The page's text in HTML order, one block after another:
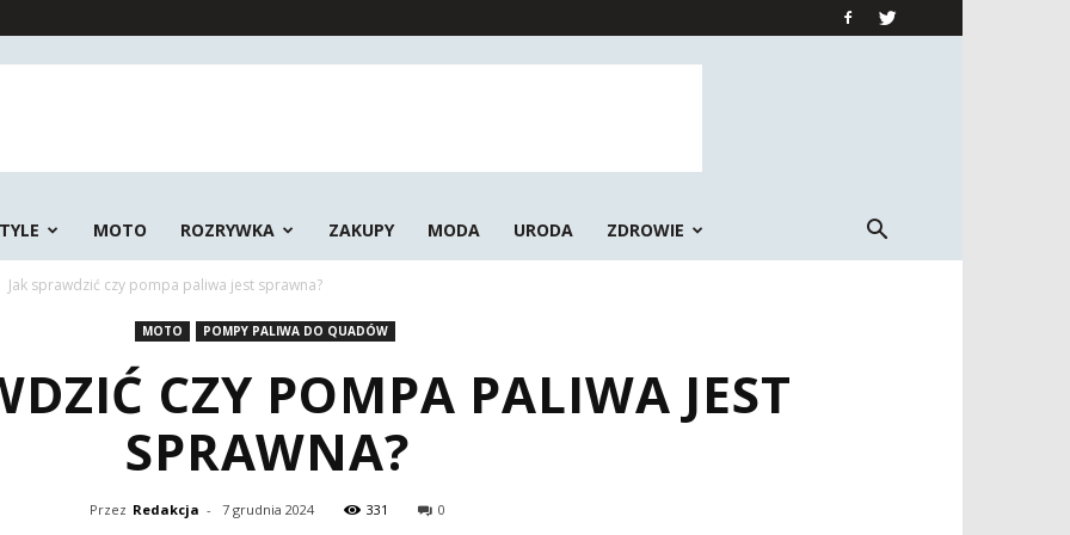
MOTO ROZRYWKA ZAKUPY MODA URODA ZDROWIE
Jak sprawdzić czy pompa paliwa jest sprawna?
MOTO POMPY PALIWA DO QUADÓW
CZY POMPA PALIWA JEST
SPRAWNA?
Przez Redakcja - 7 grudnia 2024 331 0